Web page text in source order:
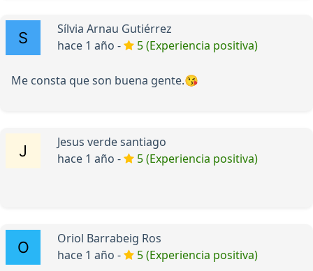
Sílvia Arnau Gutiérrez
hace 1 año -
5 (Experiencia positiva)
Me consta que son buena gente.😘
Jesus verde santiago
hace 1 año -
5 (Experiencia positiva)
Oriol Barrabeig Ros
hace 1 año -
5 (Experiencia positiva)